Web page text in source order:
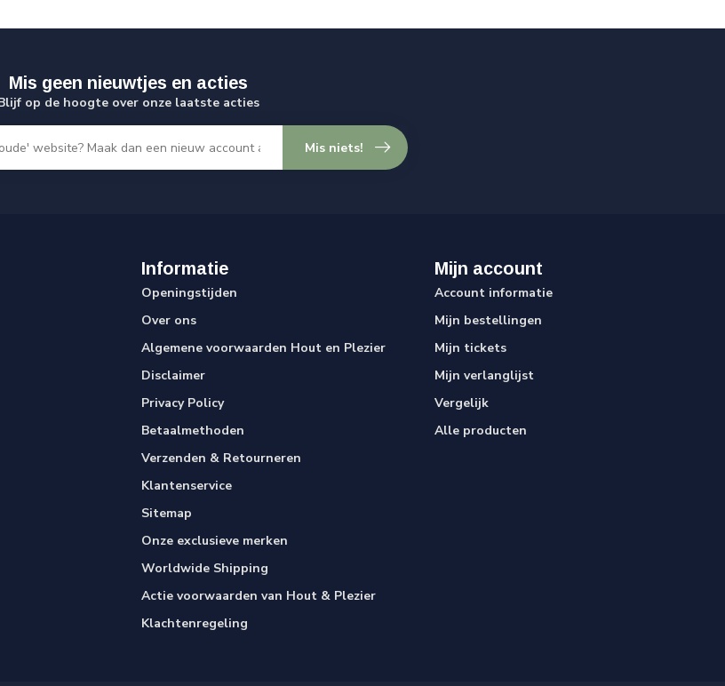
Mis geen nieuwtjes en acties
op de hoogte over onze laatste acties
Mis niets!
Informatie
Openingstijden
Over ons
Algemene voorwaarden Hout en Plezier
Disclaimer
Privacy Policy
Betaalmethoden
Verzenden & Retourneren
Klantenservice
Sitemap
Onze exclusieve merken
Worldwide Shipping
Actie voorwaarden van Hout & Plezier
Klachtenregeling
Mijn account
Account informatie
Mijn bestellingen
Mijn tickets
Mijn verlanglijst
Vergelijk
Alle producten